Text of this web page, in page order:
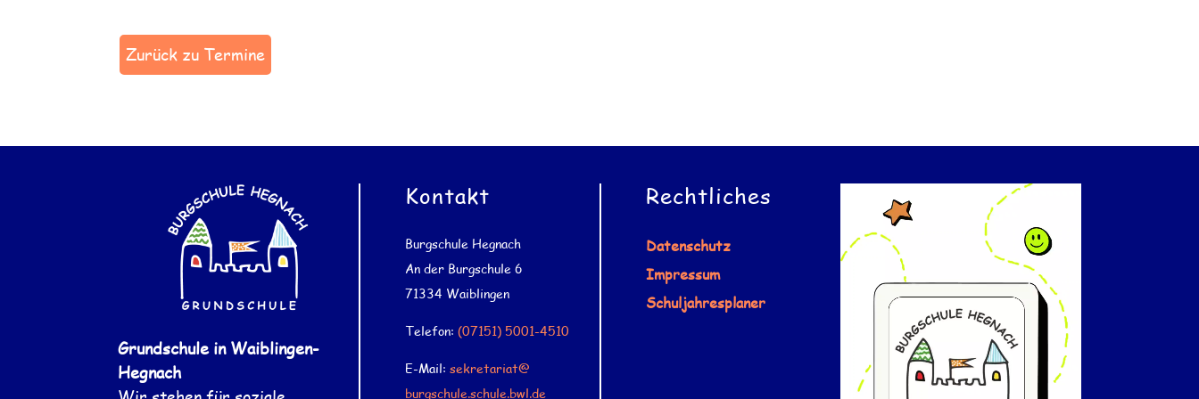
Zurück zu Termine
Grundschule in Waiblingen-
Hegnach
Kontakt
Burgschule Hegnach
An der Burgschule 6
71334 Waiblingen
Telefon: (07151) 5001-4510
E-Mail: sekretariat@
burgschule.schule.bwl.de
Rechtliches
Datenschutz
Impressum
Schuljahresplaner